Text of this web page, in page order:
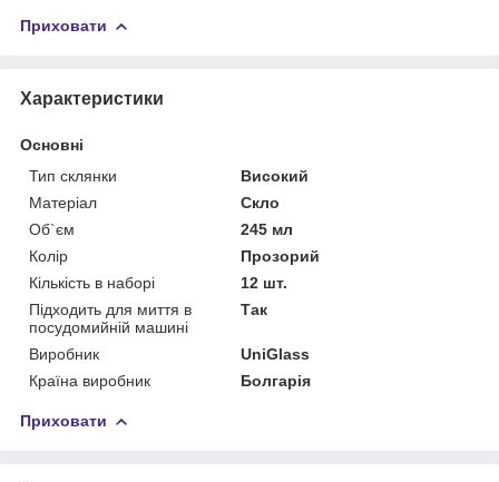
Приховати
Характеристики
Основні
Тип склянки
Високий
Матеріал
Скло
Об`єм
245 мл
Колір
Прозорий
Кількість в наборі
12 шт.
Підходить для миття в
посудомийній машині
Так
Виробник
UniGlass
Країна виробник
Болгарія
Приховати